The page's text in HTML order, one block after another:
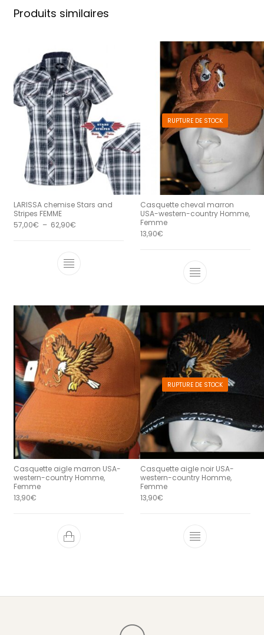
Produits similaires
LARISSA chemise Stars and
Stripes FEMME
57,00€ – 62,90€Plage de prix : 57,00€ à 62,90€
Ce produit a plusieurs variations.
RUPTURE DE STOCK
Casquette cheval marron
USA-western-country Homme,
Femme
13,90€
Casquette aigle marron USA-
western-country Homme,
Femme
13,90€
RUPTURE DE STOCK
Casquette aigle noir USA-
western-country Homme,
Femme
13,90€